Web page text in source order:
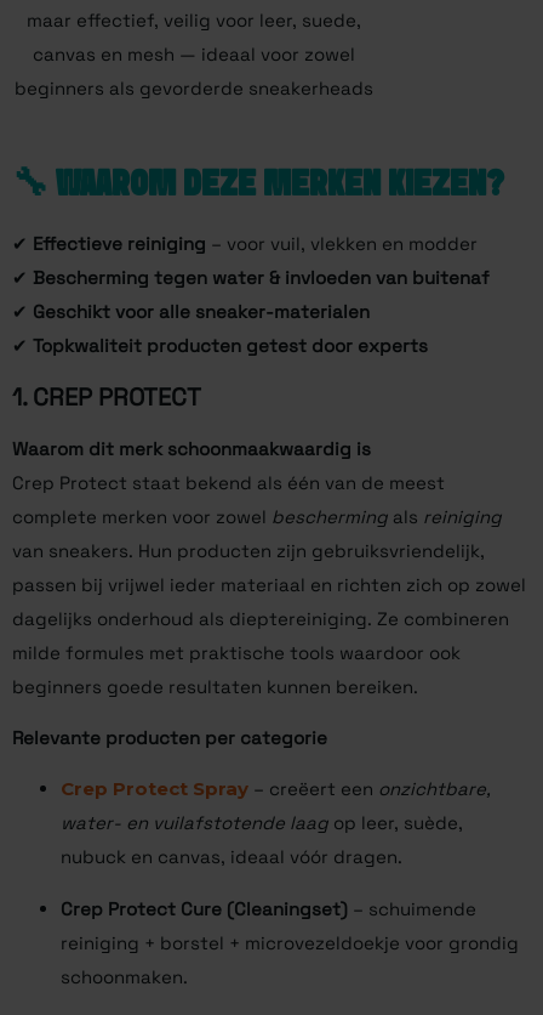
maar effectief, veilig voor leer, suede,
canvas en mesh — ideaal voor zowel
beginners als gevorderde sneakerheads
🔧 WAAROM DEZE MERKEN KIEZEN?
✔ Effectieve reiniging – voor vuil, vlekken en modder
✔ Bescherming tegen water & invloeden van buitenaf
✔ Geschikt voor alle sneaker-materialen
✔ Topkwaliteit producten getest door experts
1.CREP PROTECT
Waarom dit merk schoonmaakwaardig is
Crep Protect staat bekend als één van de meest
complete merken voor zowel bescherming als reiniging
van sneakers. Hun producten zijn gebruiksvriendelijk,
passen bij vrijwel ieder materiaal en richten zich op zowel
dagelijks onderhoud als dieptereiniging. Ze combineren
milde formules met praktische tools waardoor ook
beginners goede resultaten kunnen bereiken.
Relevante producten per categorie
Crep Protect Spray – creëert een onzichtbare,
water- en vuilafstotende laag op leer, suède,
nubuck en canvas, ideaal vóór dragen.
Crep Protect Cure (Cleaningset) – schuimende
reiniging + borstel + microvezeldoekje voor grondig
schoonmaken.